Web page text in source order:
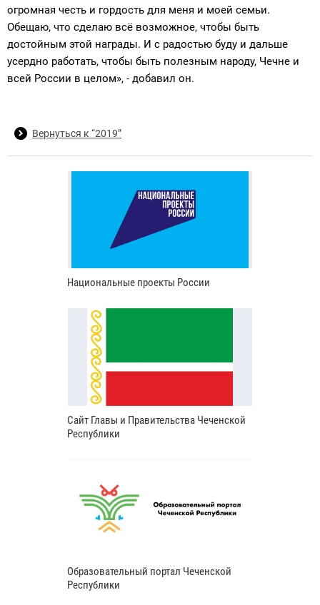
огромная честь и гордость для меня и моей семьи.
Обещаю, что сделаю всё возможное, чтобы быть
достойным этой награды. И с радостью буду и дальше
усердно работать, чтобы быть полезным народу, Чечне и
всей России в целом», - добавил он.
Вернуться к “2019”
Национальные проекты России
Сайт Главы и Правительства Чеченской
Республики
Образовательный портал Чеченской
Республики